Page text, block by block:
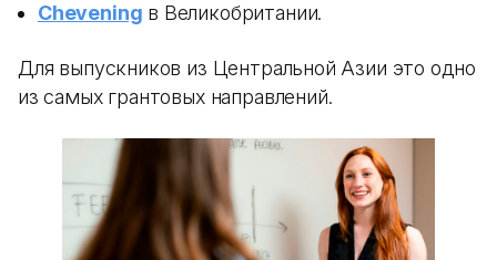
Chevening в Великобритании.
Для выпускников из Центральной Азии это одно
из самых грантовых направлений.